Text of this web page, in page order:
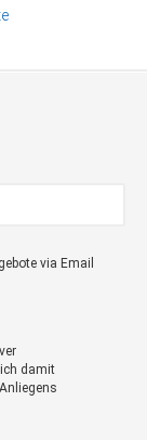
via Email
damit